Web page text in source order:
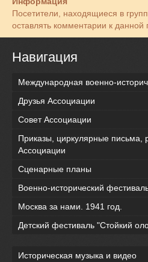
Посетители, находящиеся в
оставлять комментарии к данной
Навигация
Международная военно-
Друзья Ассоциации
Совет Ассоциации
Приказы, циркулярные письма,
Ассоциации
Сценарные планы
Военно-исторический
Москва за нами. 1941 год.
Детский фестиваль "Стойкий
Историческая музыка и видео